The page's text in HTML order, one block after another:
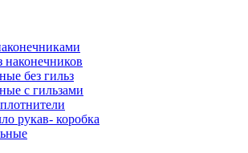
наконечников
без гильз
с гильзами
рукав- коробка